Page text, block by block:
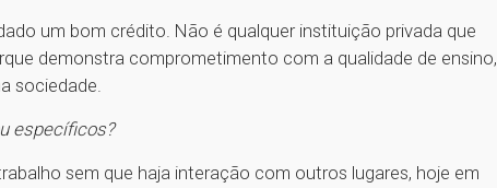
um bom crédito. Não é qualquer instituição privada que
demonstra comprometimento com a qualidade de ensino,
sociedade.
específicos?
sem que haja interação com outros lugares, hoje em